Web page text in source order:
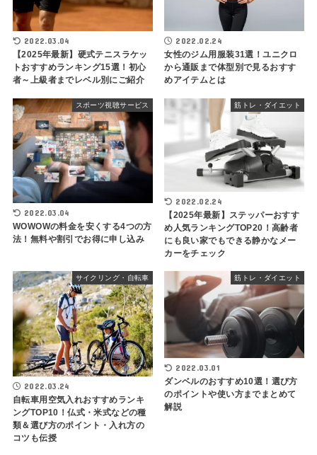
2022.03.04
【2025年最新】硬式テニスラケッ
トおすすめランキング15選！初心
者～上級者までレベル別にご紹介
2022.02.24
女性のジム用服装31選！ユニクロ
から通販まで体型別で見るおすす
めアイテムとは
スポーツ視聴サービス
2022.03.04
WOWOWの料金を安くする4つの方
法！無料や割引でお得に申し込み
筋トレ・ダイエット
2022.02.24
【2025年最新】ステッパーおすす
め人気ランキングTOP20！高齢者
にも良い家でもできる静かなメー
カーをチェック
サイクリング・自転車
2022.03.24
自転車用空気入れおすすめランキ
ングTOP10！仏式・米式などの種
類＆選び方のポイント・入れ方の
コツも伝授
筋トレ・ダイエット
2022.03.01
ダンベルのおすすめ10選！選び方
のポイントや使い方までまとめて
解説